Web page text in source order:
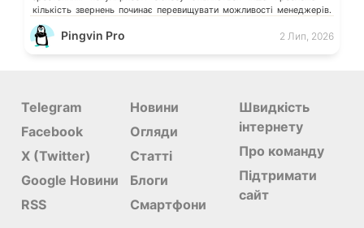
кількість звернень починає перевищувати можливості менеджерів.
Спочатку це майже непомітно. Відповідь затримується […]
Pingvin Pro 2 Лип, 2026
Telegram
Facebook
X (Twitter)
Google Новини
RSS
Новини
Огляди
Статті
Блоги
Смартфони
Швидкість
інтернету
Про команду
Підтримати
сайт